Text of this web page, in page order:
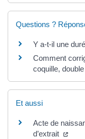
Questions ?
Y a-t-il une
Comment
coquille,
Et aussi
Acte de
d’extrait